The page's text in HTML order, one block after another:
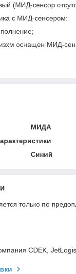
(МИД-сенсор
с МИД-сенсером:
оснащен МИД-
МИДА
Синий
только по
CDEK,